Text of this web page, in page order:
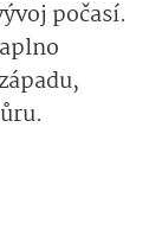
počasí.